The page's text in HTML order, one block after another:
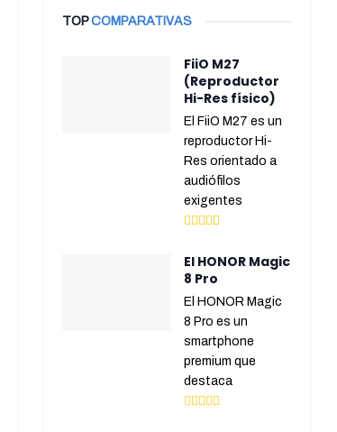
TOPCOMPARATIVAS
FiiO M27
(Reproductor
Hi-Res físico)
El FiiO M27 es un
reproductor Hi-
Res orientado a
audiófilos
exigentes
El HONOR Magic
8 Pro
El HONOR Magic
8 Pro es un
smartphone
premium que
destaca